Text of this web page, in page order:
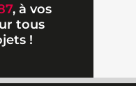
, à vos
tous
!